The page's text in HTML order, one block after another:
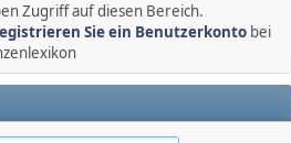
Zugriff auf diesen Bereich.
Sie ein Benutzerkontobei